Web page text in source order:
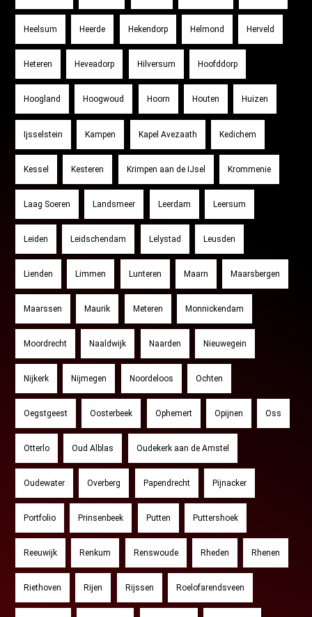
Heelsum Heerde Hekendorp Helmond Herveld
Heteren Heveadorp Hilversum Hoofddorp
Hoogland Hoogwoud Hoorn Houten Huizen
Ijsselstein Kampen Kapel Avezaath Kedichem
Kessel Kesteren Krimpen aan de IJsel Krommenie
Laag Soeren Landsmeer Leerdam Leersum
Leiden Leidschendam Lelystad Leusden
Lienden Limmen Lunteren Maarn Maarsbergen
Maarssen Maurik Meteren Monnickendam
Moordrecht Naaldwijk Naarden Nieuwegein
Nijkerk Nijmegen Noordeloos Ochten
Oegstgeest Oosterbeek Ophemert Opijnen Oss
Otterlo Oud Alblas Oudekerk aan de Amstel
Oudewater Overberg Papendrecht Pijnacker
Portfolio Prinsenbeek Putten Puttershoek
Reeuwijk Renkum Renswoude Rheden Rhenen
Riethoven Rijen Rijssen Roelofarendsveen